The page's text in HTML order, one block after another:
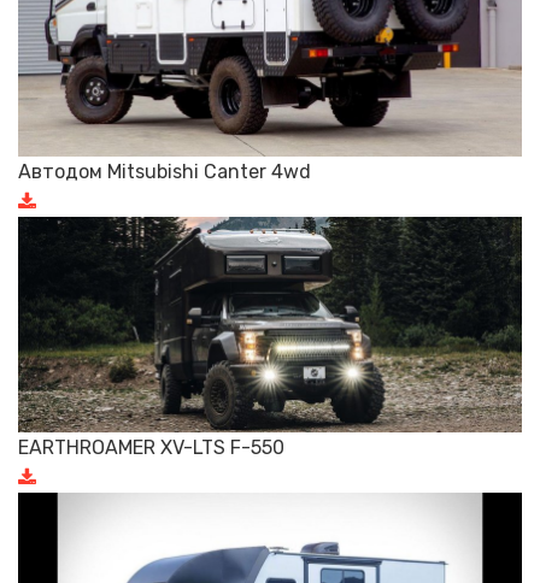
Автодом Mitsubishi Canter 4wd
EARTHROAMER XV-LTS F-550